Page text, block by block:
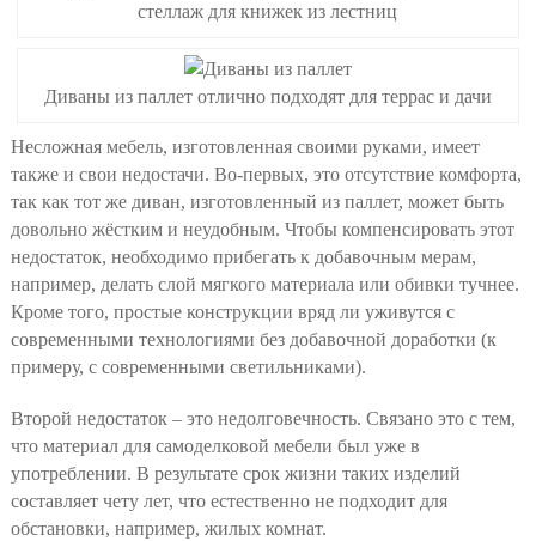
стеллаж для книжек из лестниц
Диваны из паллет отлично подходят для террас и дачи
Несложная мебель, изготовленная своими руками, имеет
также и свои недостачи. Во-первых, это отсутствие комфорта,
так как тот же диван, изготовленный из паллет, может быть
довольно жёстким и неудобным. Чтобы компенсировать этот
недостаток, необходимо прибегать к добавочным мерам,
например, делать слой мягкого материала или обивки тучнее.
Кроме того, простые конструкции вряд ли уживутся с
современными технологиями без добавочной доработки (к
примеру, с современными светильниками).
Второй недостаток – это недолговечность. Связано это с тем,
что материал для самоделковой мебели был уже в
употреблении. В результате срок жизни таких изделий
составляет чету лет, что естественно не подходит для
обстановки, например, жилых комнат.